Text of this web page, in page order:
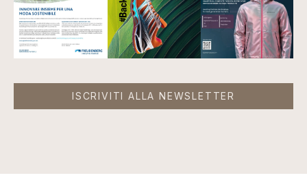
ISCRIVITI ALLA NEWSLETTER